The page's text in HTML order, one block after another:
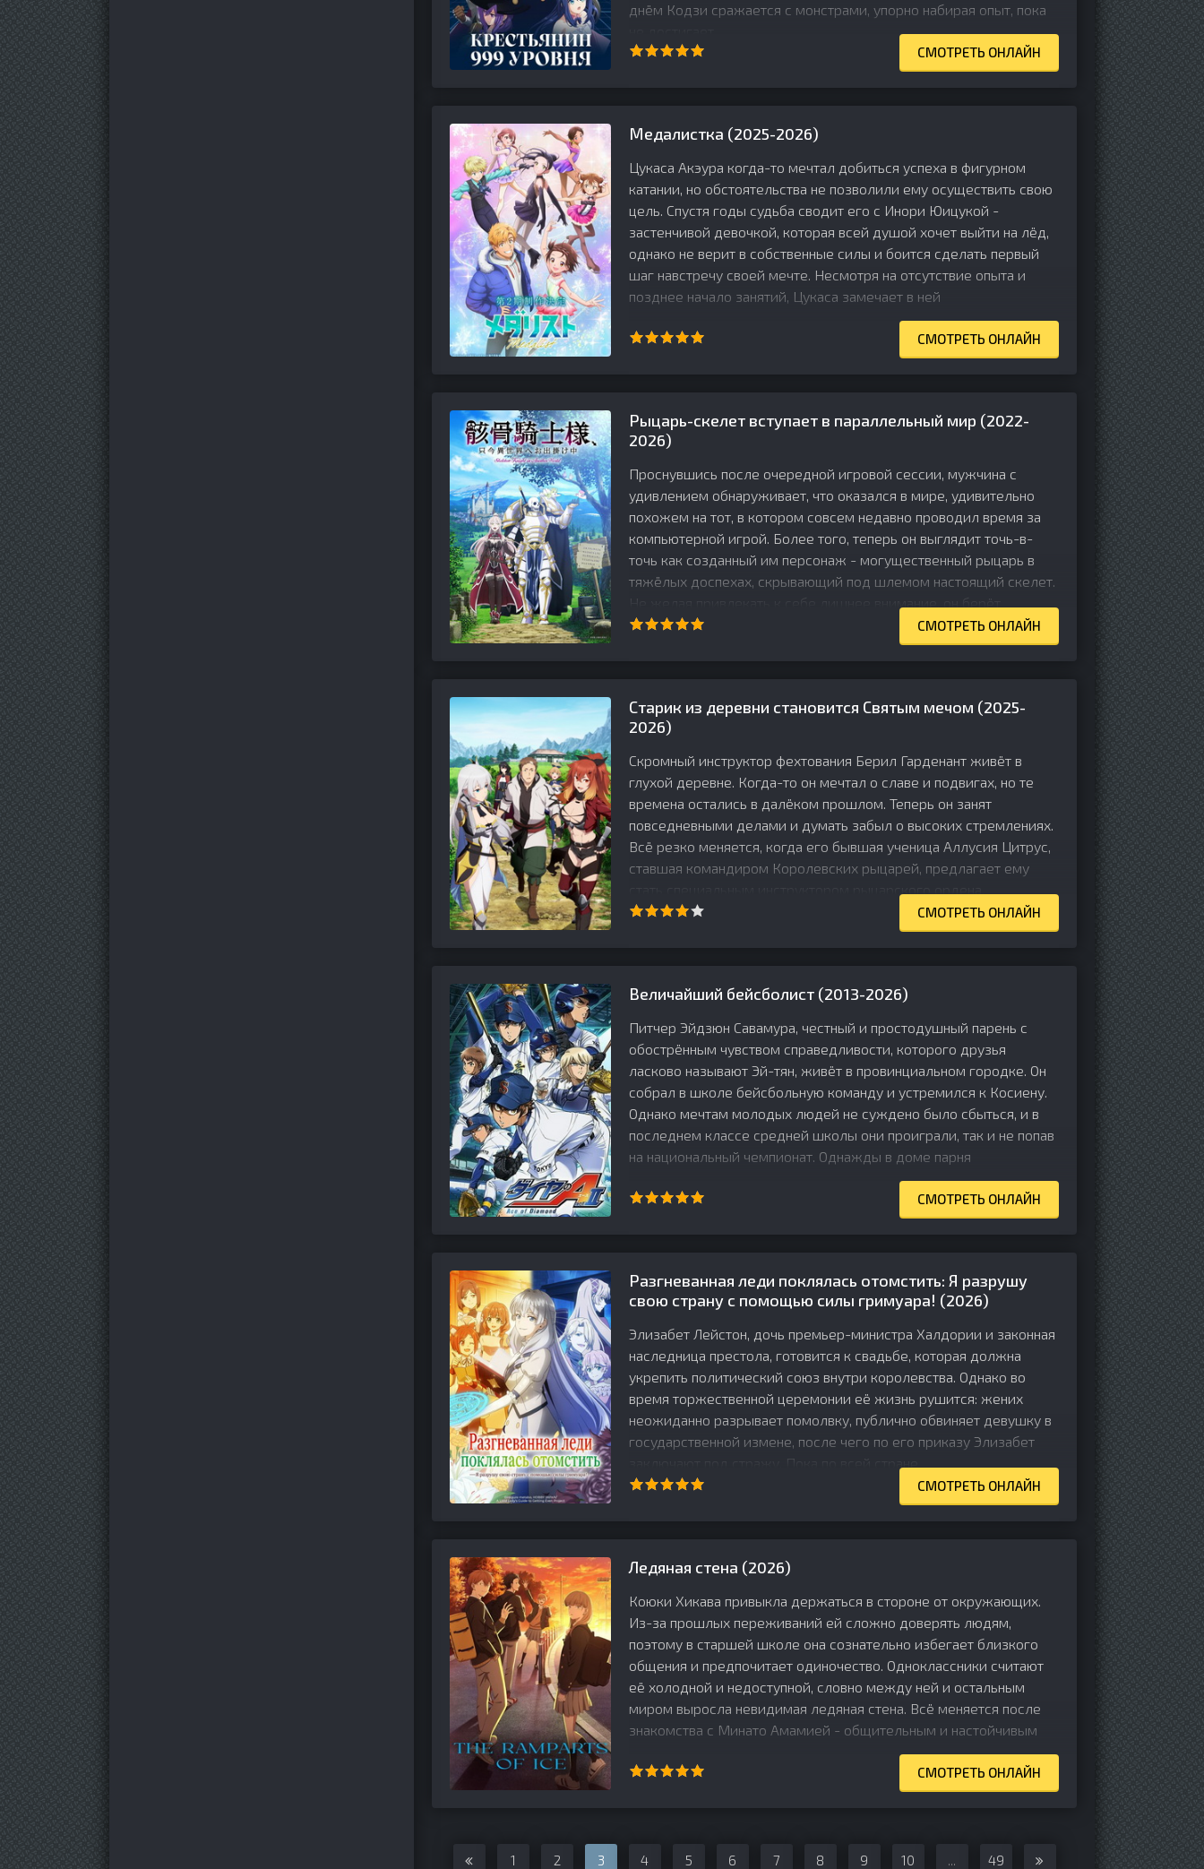
днём Кодзи сражается с монстрами, упорно набирая опыт, пока
СМОТРЕТЬ ОНЛАЙН
Медалистка (2025-2026)
Цукаса Акэура когда-то мечтал добиться успеха в фигурном
катании, но обстоятельства не позволили ему осуществить свою
цель. Спустя годы судьба сводит его с Инори Юицукой -
застенчивой девочкой, которая всей душой хочет выйти на лёд,
однако не верит в собственные силы и боится сделать первый
шаг навстречу своей мечте. Несмотря на отсутствие опыта и
позднее начало занятий, Цукаса замечает в ней
СМОТРЕТЬ ОНЛАЙН
Рыцарь-скелет вступает в параллельный мир (2022-
2026)
Проснувшись после очередной игровой сессии, мужчина с
удивлением обнаруживает, что оказался в мире, удивительно
похожем на тот, в котором совсем недавно проводил время за
компьютерной игрой. Более того, теперь он выглядит точь-в-
точь как созданный им персонаж - могущественный рыцарь в
тяжёлых доспехах, скрывающий под шлемом настоящий скелет.
Не желая привлекать к себе лишнее внимание, он берёт
СМОТРЕТЬ ОНЛАЙН
Старик из деревни становится Святым мечом (2025-
2026)
Скромный инструктор фехтования Берил Гарденант живёт в
глухой деревне. Когда-то он мечтал о славе и подвигах, но те
времена остались в далёком прошлом. Теперь он занят
повседневными делами и думать забыл о высоких стремлениях.
Всё резко меняется, когда его бывшая ученица Аллусия Цитрус,
ставшая командиром Королевских рыцарей, предлагает ему
СМОТРЕТЬ ОНЛАЙН
Величайший бейсболист (2013-2026)
Питчер Эйдзюн Савамура, честный и простодушный парень с
обострённым чувством справедливости, которого друзья
ласково называют Эй-тян, живёт в провинциальном городке. Он
собрал в школе бейсбольную команду и устремился к Косиену.
Однако мечтам молодых людей не суждено было сбыться, и в
последнем классе средней школы они проиграли, так и не попав
на национальный чемпионат. Однажды в доме парня
СМОТРЕТЬ ОНЛАЙН
Разгневанная леди поклялась отомстить: Я разрушу
свою страну с помощью силы гримуара! (2026)
Элизабет Лейстон, дочь премьер-министра Халдории и законная
наследница престола, готовится к свадьбе, которая должна
укрепить политический союз внутри королевства. Однако во
время торжественной церемонии её жизнь рушится: жених
неожиданно разрывает помолвку, публично обвиняет девушку в
государственной измене, после чего по его приказу Элизабет
заключают под стражу. Пока по всей стране
СМОТРЕТЬ ОНЛАЙН
Ледяная стена (2026)
Коюки Хикава привыкла держаться в стороне от окружающих.
Из-за прошлых переживаний ей сложно доверять людям,
поэтому в старшей школе она сознательно избегает близкого
общения и предпочитает одиночество. Одноклассники считают
её холодной и недоступной, словно между ней и остальным
миром выросла невидимая ледяная стена. Всё меняется после
знакомства с Минато Амамией - общительным и настойчивым
СМОТРЕТЬ ОНЛАЙН
1 2 3 4 5 6 7 8 9 10 ... 49